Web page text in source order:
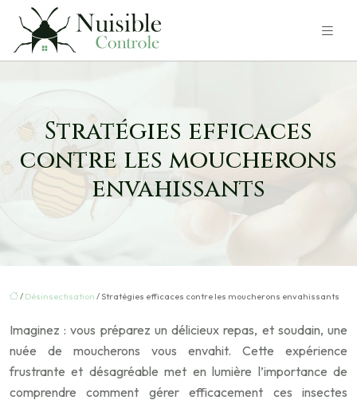
Stratégies efficaces
contre les moucherons
envahissants
/ Désinsectisation / Stratégies efficaces contre les moucherons envahissants
Imaginez : vous préparez un délicieux repas, et soudain, une
nuée de moucherons vous envahit. Cette expérience
frustrante et désagréable met en lumière l’importance de
comprendre comment gérer efficacement ces insectes